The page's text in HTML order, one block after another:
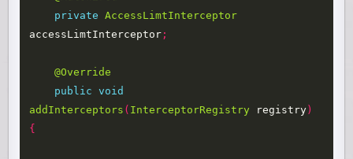
private
AccessLimtInterceptor
accessLimtInterceptor ;
@Override
public
void
addInterceptors ( InterceptorRegistry registry)
{